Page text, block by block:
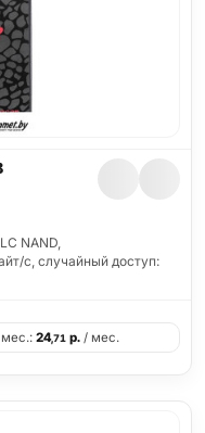
NAND,
с, случайный доступ:
мес.: 24,71р./ мес.